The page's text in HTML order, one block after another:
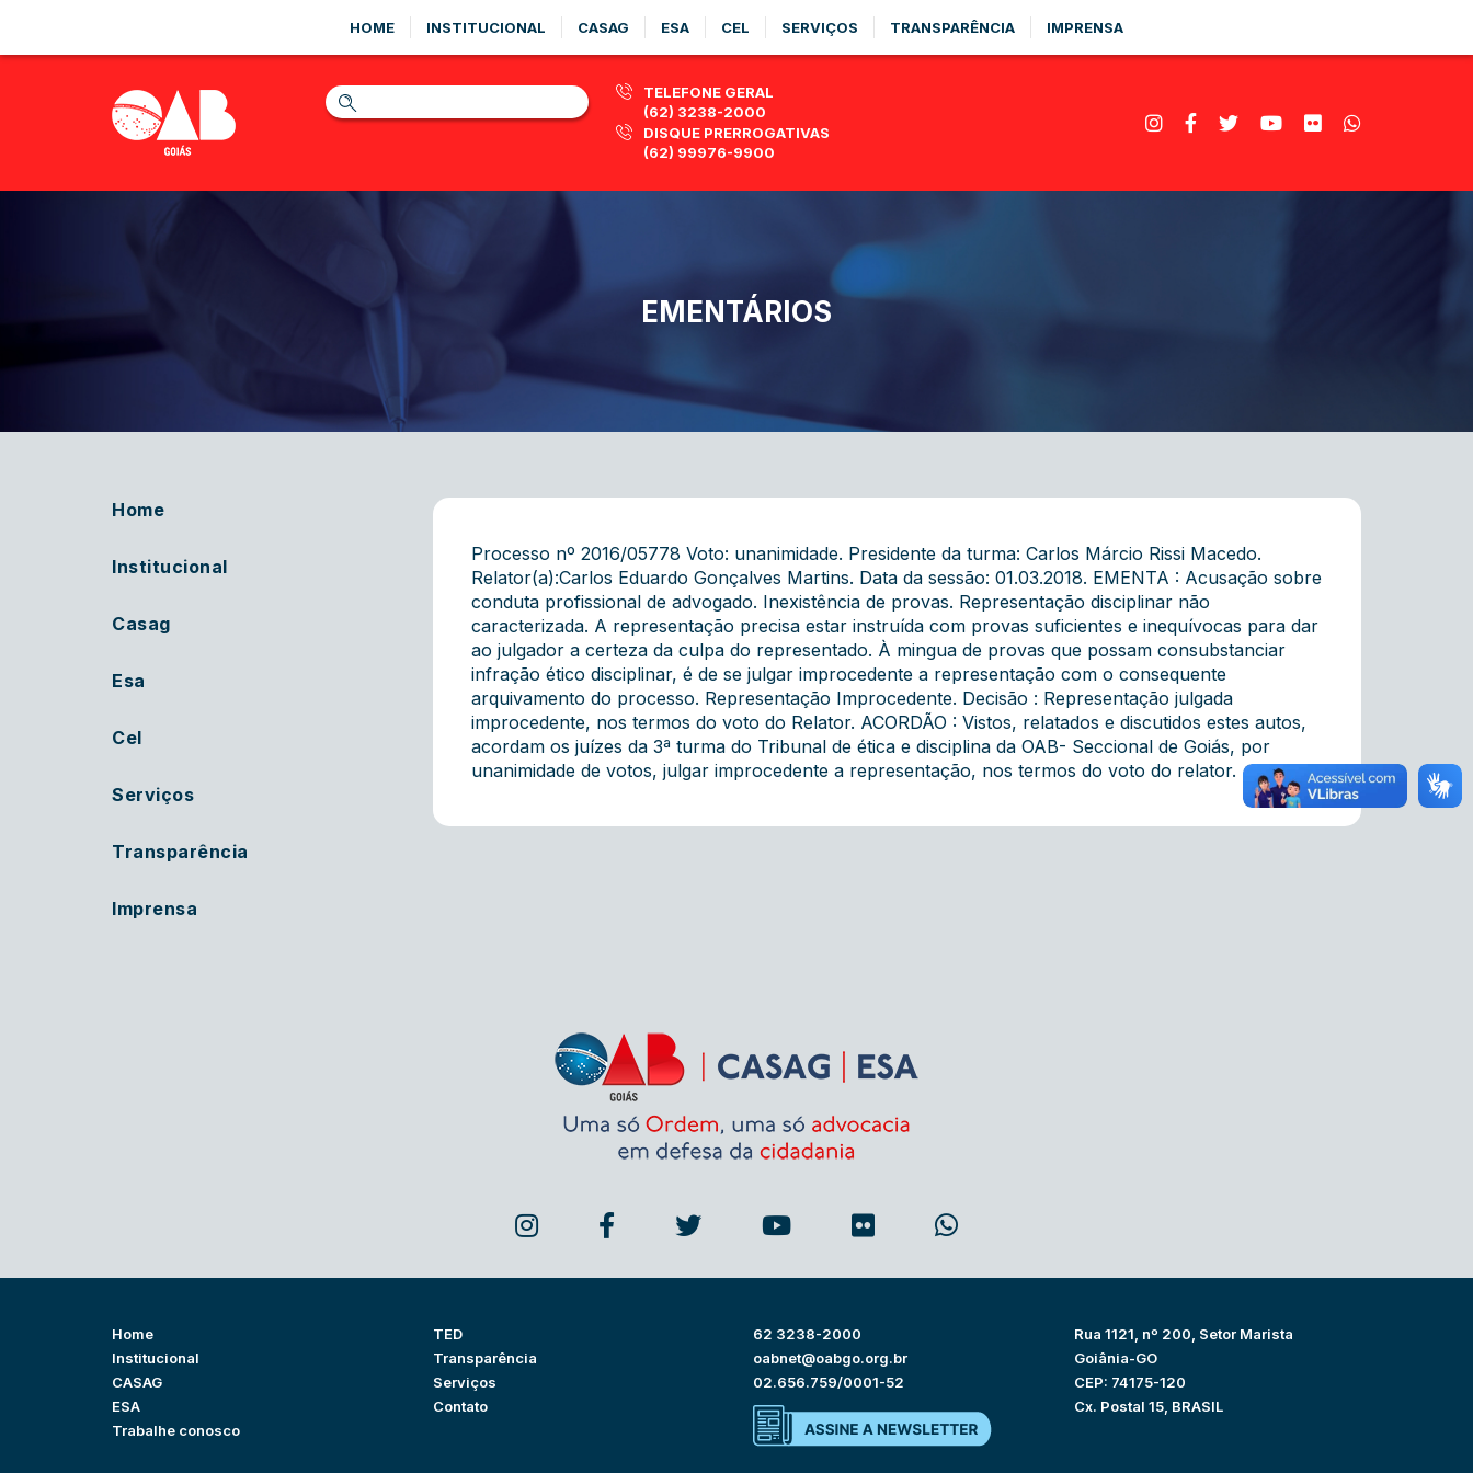
HOME INSTITUCIONAL CASAG ESA CEL SERVIÇOS TRANSPARÊNCIA IMPRENSA
TELEFONE GERAL
(62) 3238-2000
DISQUE PRERROGATIVAS
(62) 99976-9900
EMENTÁRIOS
Home
Institucional
Casag
Esa
Cel
Serviços
Transparência
Imprensa
Processo nº 2016/05778 Voto: unanimidade. Presidente da turma: Carlos Márcio Rissi Macedo.
Relator(a):Carlos Eduardo Gonçalves Martins. Data da sessão: 01.03.2018. EMENTA : Acusação sobre
conduta profissional de advogado. Inexistência de provas. Representação disciplinar não
caracterizada. A representação precisa estar instruída com provas suficientes e inequívocas para dar
ao julgador a certeza da culpa do representado. À mingua de provas que possam consubstanciar
infração ético disciplinar, é de se julgar improcedente a representação com o consequente
arquivamento do processo. Representação Improcedente. Decisão : Representação julgada
improcedente, nos termos do voto do Relator. ACORDÃO : Vistos, relatados e discutidos estes autos,
acordam os juízes da 3ª turma do Tribunal de ética e disciplina da OAB- Seccional de Goiás, por
unanimidade de votos, julgar improcedente a representação, nos termos do voto do relator.
Home
Institucional
CASAG
ESA
Trabalhe conosco
TED
Transparência
Serviços
Contato
62 3238-2000
oabnet@oabgo.org.br
02.656.759/0001-52
Rua 1121, nº 200, Setor Marista
Goiânia-GO
CEP: 74175-120
Cx. Postal 15, BRASIL